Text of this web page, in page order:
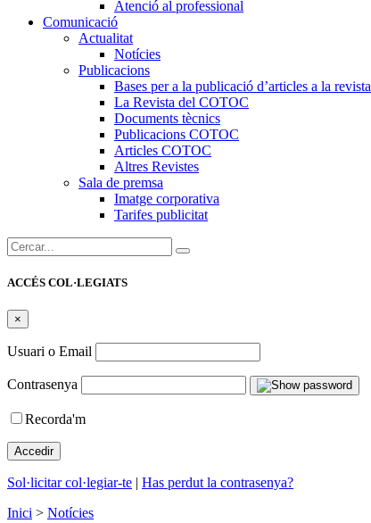
Atenció al professional
Comunicació
Actualitat
Notícies
Publicacions
Bases per a la publicació d’articles a la revista
La Revista del COTOC
Documents tècnics
Publicacions COTOC
Articles COTOC
Altres Revistes
Sala de premsa
Imatge corporativa
Tarifes publicitat
Cercar:
ACCÉS COL·LEGIATS
×
Usuari o Email
Contrasenya
Recorda'm
Sol·licitar col·legiar-te | Has perdut la contrasenya?
Inici > Notícies